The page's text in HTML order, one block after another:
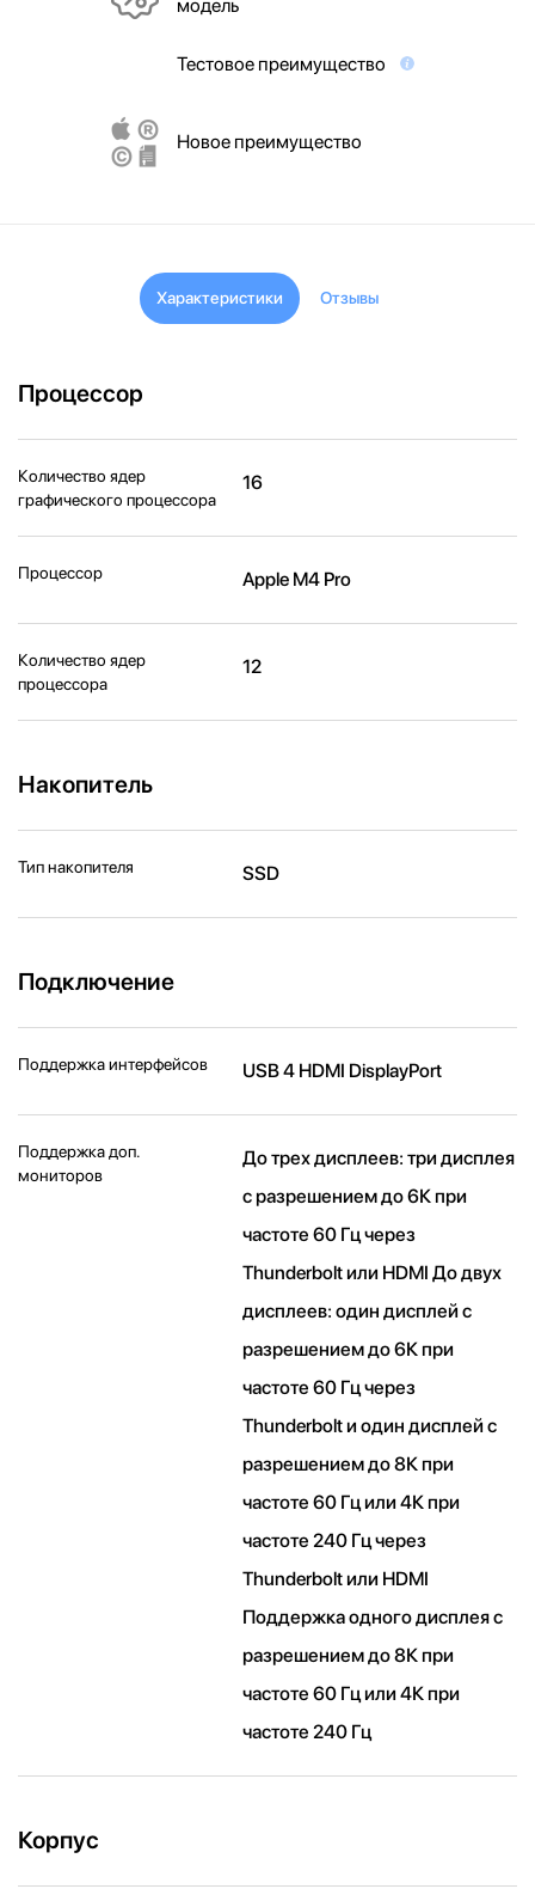
модель
Тестовое преимущество
Новое преимущество
Характеристики Отзывы
Процессор
Количество ядер
графического процессора
16
Процессор Apple M4 Pro
Количество ядер
процессора
12
Накопитель
Тип накопителя SSD
Подключение
Поддержка интерфейсов USB 4 HDMI DisplayPort
Поддержка доп.
мониторов
До трех дисплеев: три дисплея
с разрешением до 6К при
частоте 60 Гц через
Thunderbolt или HDMI До двух
дисплеев: один дисплей с
разрешением до 6К при
частоте 60 Гц через
Thunderbolt и один дисплей с
разрешением до 8К при
частоте 60 Гц или 4К при
частоте 240 Гц через
Thunderbolt или HDMI
Поддержка одного дисплея с
разрешением до 8К при
частоте 60 Гц или 4К при
частоте 240 Гц
Корпус